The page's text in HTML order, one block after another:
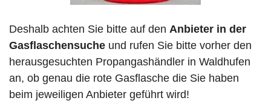
Deshalb achten Sie bitte auf den Anbieter in der
Gasflaschensuche und rufen Sie bitte vorher den
herausgesuchten Propangashändler in Waldhufen
an, ob genau die rote Gasflasche die Sie haben
beim jeweiligen Anbieter geführt wird!